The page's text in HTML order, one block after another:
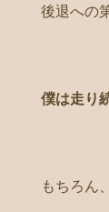
後退への
僕は走り
もちろん、